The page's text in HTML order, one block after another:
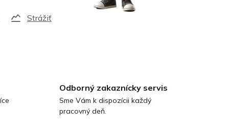
Strážiť
Odborný zakaznícky servis
Sme Vám k dispozícii každý
pracovný deň.